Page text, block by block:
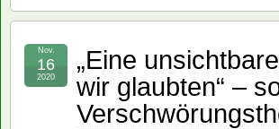
„Eine
wir glaubten“ –
Nov.
16
2020